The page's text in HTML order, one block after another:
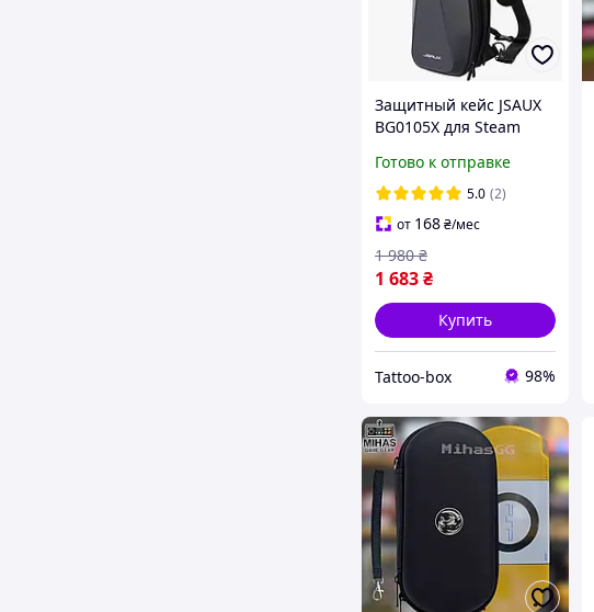
Защитный кейс JSAUX
BG0105X для Steam
Ally, X, MSI Claw, PS
Portal, Nintendo Switch,
Oled
Готово к отправке
5.0 (2)
от 168₴/мес
1 683₴
1 980 ₴
Купить
Tattoo-box 98%